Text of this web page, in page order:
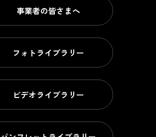
事業者の皆さまへ
フォトライブラリー
ビデオライブラリー